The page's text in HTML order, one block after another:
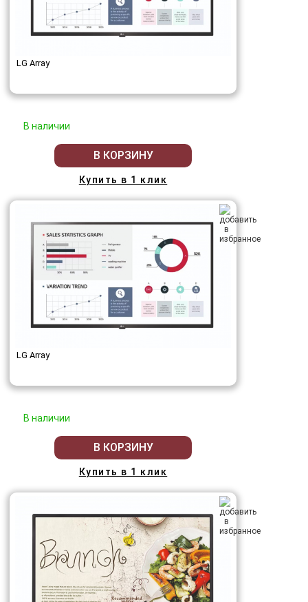
LG Array
В наличии
В КОРЗИНУ
Купить в 1 клик
LG Array
В наличии
В КОРЗИНУ
Купить в 1 клик